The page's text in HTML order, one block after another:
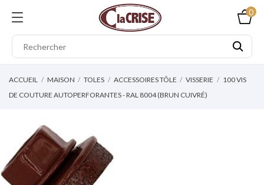
0
ACCUEIL MAISON TOLES ACCESSOIRES TÔLE VISSERIE
100 VIS
DE COUTURE AUTOPERFORANTES - RAL 8004 (BRUN CUIVRÉ)